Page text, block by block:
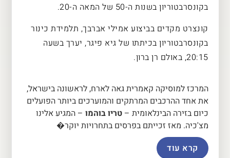
בקונסרבטוריון בשנות ה-50 של המאה ה-20.
קונצרט מקדים בביצוע אמילי אברבך, תלמידת כינור
בקונסרבטוריון בכיתתו של גיא פיגר, יערך בשעה
20:15, באולם רן ברון.
המרכז למוסיקה קאמרית גאה לארח, לראשונה בישראל,
את אחד ההרכבים המרתקים והמוערכים ביותר הפועלים
כיום בזירה הבינלאומית –טריו בוהמו – המגיע אלינו
מצ'כיה. מאז זכייתם בפרסים בתחרויות יוקר�
קרא עוד